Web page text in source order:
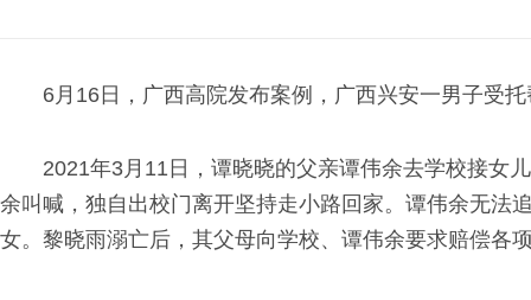
6月16日，广西高院发布案例，广西兴安一男子受
2021年3月11日，谭晓晓的父亲谭伟余去学校接女
余叫喊，独自出校门离开坚持走小路回家。谭伟余无法
女。黎晓雨溺亡后，其父母向学校、谭伟余要求赔偿各